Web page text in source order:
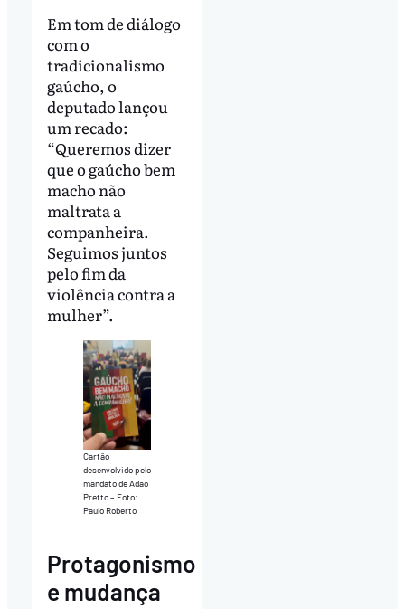
Em tom de diálogo
com o
tradicionalismo
gaúcho, o
deputado lançou
um recado:
“Queremos dizer
que o gaúcho bem
macho não
maltrata a
companheira.
Seguimos juntos
pelo fim da
violência contra a
mulher”.
Cartão
desenvolvido pelo
mandato de Adão
Pretto – Foto:
Paulo Roberto
Protagonismo
e mudança